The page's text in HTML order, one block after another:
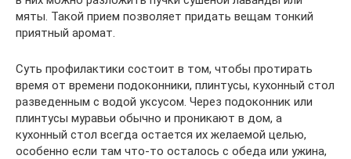
мяты. Такой прием позволяет придать вещам тонкий
приятный аромат.
Суть профилактики состоит в том, чтобы протирать
время от времени подоконники, плинтусы, кухонный стол
разведенным с водой уксусом. Через подоконник или
плинтусы муравьи обычно и проникают в дом, а
кухонный стол всегда остается их желаемой целью,
особенно если там что-то осталось с обеда или ужина,